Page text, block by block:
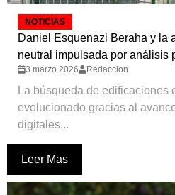
NOTICIAS
Daniel Esquenazi Beraha y la
neutral impulsada por análisis
3 marzo 2026 Redaccion
La búsqueda de edificaciones
evolucionado gracias al
digitales...
Leer Mas